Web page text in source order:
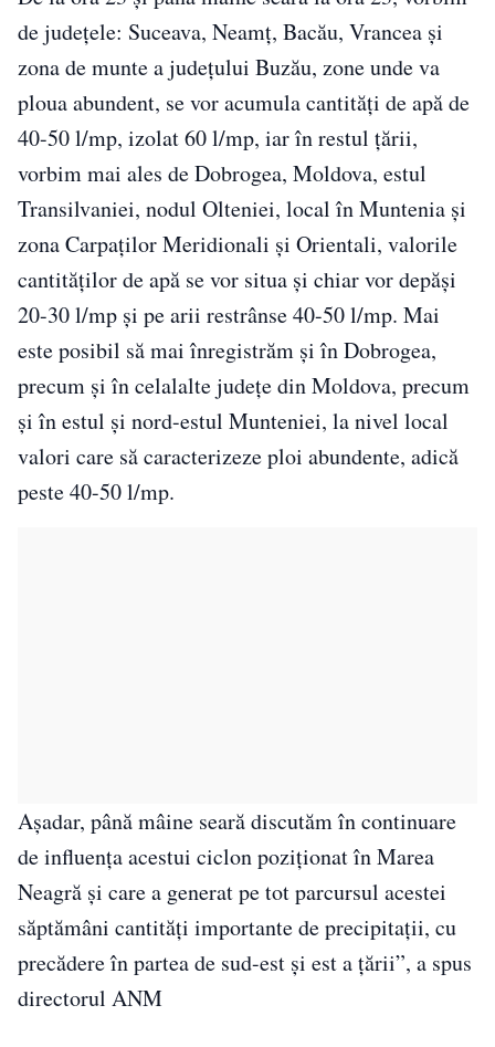
de județele: Suceava, Neamț, Bacău, Vrancea și
zona de munte a județului Buzău, zone unde va
ploua abundent, se vor acumula cantități de apă de
40-50 l/mp, izolat 60 l/mp, iar în restul țării,
vorbim mai ales de Dobrogea, Moldova, estul
Transilvaniei, nodul Olteniei, local în Muntenia și
zona Carpaților Meridionali și Orientali, valorile
cantităților de apă se vor situa și chiar vor depăși
20-30 l/mp și pe arii restrânse 40-50 l/mp. Mai
este posibil să mai înregistrăm și în Dobrogea,
precum și în celalalte județe din Moldova, precum
și în estul și nord-estul Munteniei, la nivel local
valori care să caracterizeze ploi abundente, adică
peste 40-50 l/mp.
Așadar, până mâine seară discutăm în continuare
de influența acestui ciclon poziționat în Marea
Neagră și care a generat pe tot parcursul acestei
săptămâni cantități importante de precipitații, cu
precădere în partea de sud-est și est a țării”, a spus
directorul ANM